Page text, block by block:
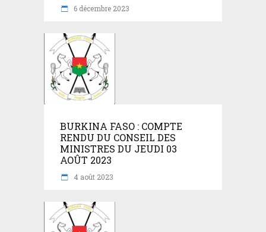
6 décembre 2023
BURKINA FASO : COMPTE
RENDU DU CONSEIL DES
MINISTRES DU JEUDI 03
AOÛT 2023
4 août 2023